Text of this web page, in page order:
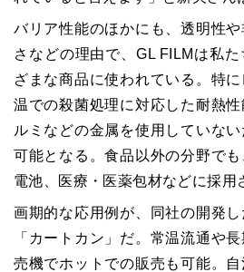
バリア性能のほかにも、透明性
さなどの理由で、GL FILMは私
ざまな商品に使われている。特
温での殺菌処理に対応した耐熱
ルミなどの金属を使用していな
可能となる。食品以外の分野で
電池、医療・医薬包材などに採用
画期的な応用例が、同社の開発
「カートカン」だ。常温流通や
売機でホットでの販売も可能。